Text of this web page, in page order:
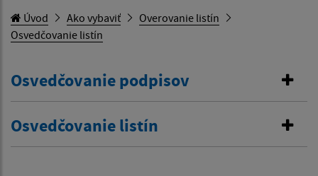
Úvod Ako vybaviť
Overovanie listín
Osvedčovanie listín
Osvedčovanie podpisov
Osvedčovanie listín